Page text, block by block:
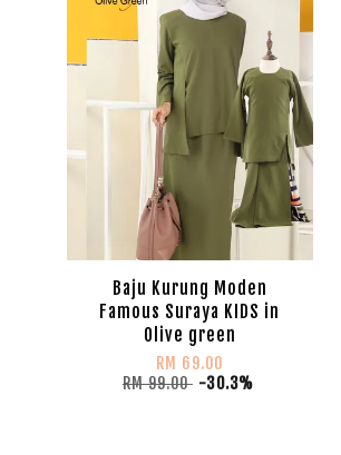
Baju Kurung Moden
Famous Suraya KIDS in
Olive green
RM 69.00
RM 99.00 -30.3%